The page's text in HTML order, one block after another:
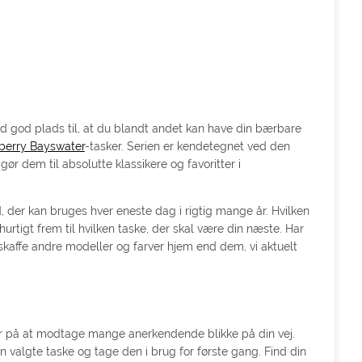
god plads til, at du blandt andet kan have din bærbare
Bayswater-tasker. Serien er kendetegnet ved den
dem til absolutte klassikere og favoritter i
kan bruges hver eneste dag i rigtig mange år. Hvilken
frem til hvilken taske, der skal være din næste. Har
andre modeller og farver hjem end dem, vi aktuelt
at modtage mange anerkendende blikke på din vej.
taske og tage den i brug for første gang. Find din